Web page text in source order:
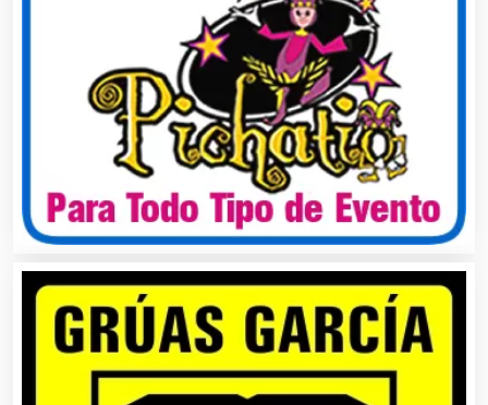
Artes Gráficas
Artesanías
Artículos de Oficina
Artículos Deportivos